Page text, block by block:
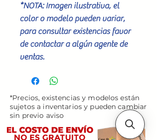
*NOTA: Imagen ilustrativa, el
color o modelo pueden variar,
para consultar existencias favor
de contactar a algún agente de
ventas.
*Precios, existencias y modelos están
sujetos a inventarios y pueden cambiar
sin previo aviso